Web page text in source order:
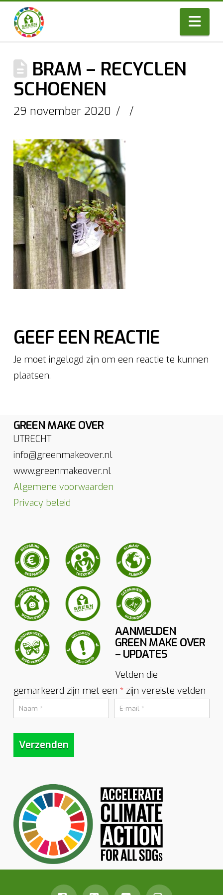
BRAM – RECYCLEN
SCHOENEN
29 november 2020
GEEF EEN REACTIE
Je moet ingelogd zijn om een reactie te kunnen
plaatsen.
GREEN MAKE OVER
UTRECHT
info@greenmakeover.nl
www.greenmakeover.nl
Algemene voorwaarden
Privacy beleid
AANMELDEN
GREEN MAKE OVER
– UPDATES
Velden die
gemarkeerd zijn met een *zijn vereiste velden